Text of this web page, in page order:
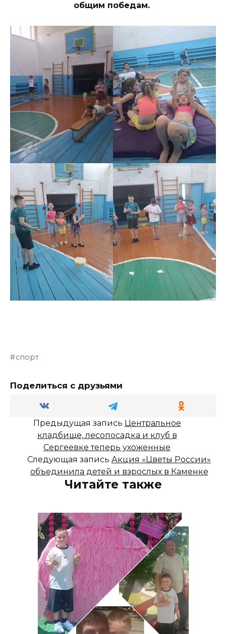
общим победам.
спорт
Поделиться с друзьями
Предыдущая запись Центральное
кладбище, лесопосадка и клуб в
Сергеевке теперь ухоженные
Следующая запись Акция «Цветы России»
объединила детей и взрослых в Каменке
Читайте также